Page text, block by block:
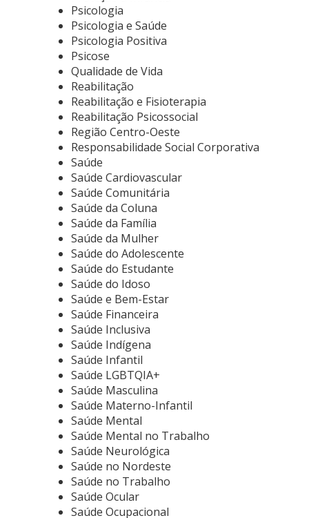
Psicologia
Psicologia e Saúde
Psicologia Positiva
Psicose
Qualidade de Vida
Reabilitação
Reabilitação e Fisioterapia
Reabilitação Psicossocial
Região Centro-Oeste
Responsabilidade Social Corporativa
Saúde
Saúde Cardiovascular
Saúde Comunitária
Saúde da Coluna
Saúde da Família
Saúde da Mulher
Saúde do Adolescente
Saúde do Estudante
Saúde do Idoso
Saúde e Bem-Estar
Saúde Financeira
Saúde Inclusiva
Saúde Indígena
Saúde Infantil
Saúde LGBTQIA+
Saúde Masculina
Saúde Materno-Infantil
Saúde Mental
Saúde Mental no Trabalho
Saúde Neurológica
Saúde no Nordeste
Saúde no Trabalho
Saúde Ocular
Saúde Ocupacional